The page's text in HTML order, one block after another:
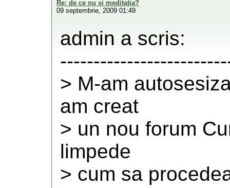
Re: de ce nu si meditatia?
09 septembrie, 2009 01:49
admin a scris:
> M-am
am creat
> un nou forum
limpede
> cum sa